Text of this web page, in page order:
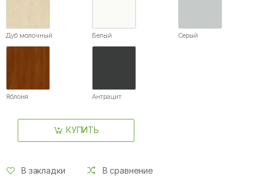
Дуб молочный Белый Серый
Яблоня Антрацит
КУПИТЬ
В закладки В сравнение